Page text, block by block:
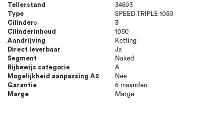
Tellerstand
34593
Type
SPEED TRIPLE 1050
Cilinders
3
Cilinderinhoud
1050
Aandrijving
Ketting
Direct leverbaar
Ja
Segment
Naked
Rijbewijs categorie
A
Mogelijkheid aanpassing A2
Nee
Garantie
6 maanden
Marge
Marge